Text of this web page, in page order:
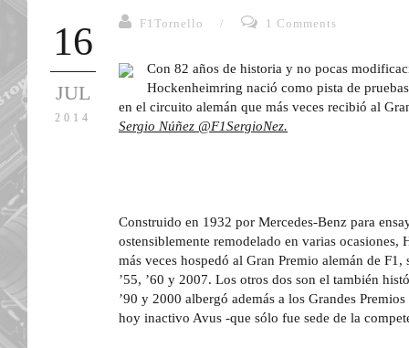
16
JUL
2014
F1Tornello / 1 Comments
Con 82 años de historia y no pocas
Hockenheimring nació como pista de
en el circuito alemán que más veces recibió al
Sergio Núñez @F1SergioNez.
Construido en 1932 por Mercedes-Benz para
ostensiblemente remodelado en varias
más veces hospedó al Gran Premio alemán de
’55, ’60 y 2007. Los otros dos son el también
’90 y 2000 albergó además a los Grandes
hoy inactivo Avus -que sólo fue sede de la